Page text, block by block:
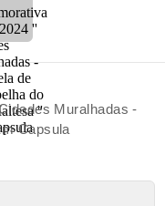
Muralhadas -
Capsula